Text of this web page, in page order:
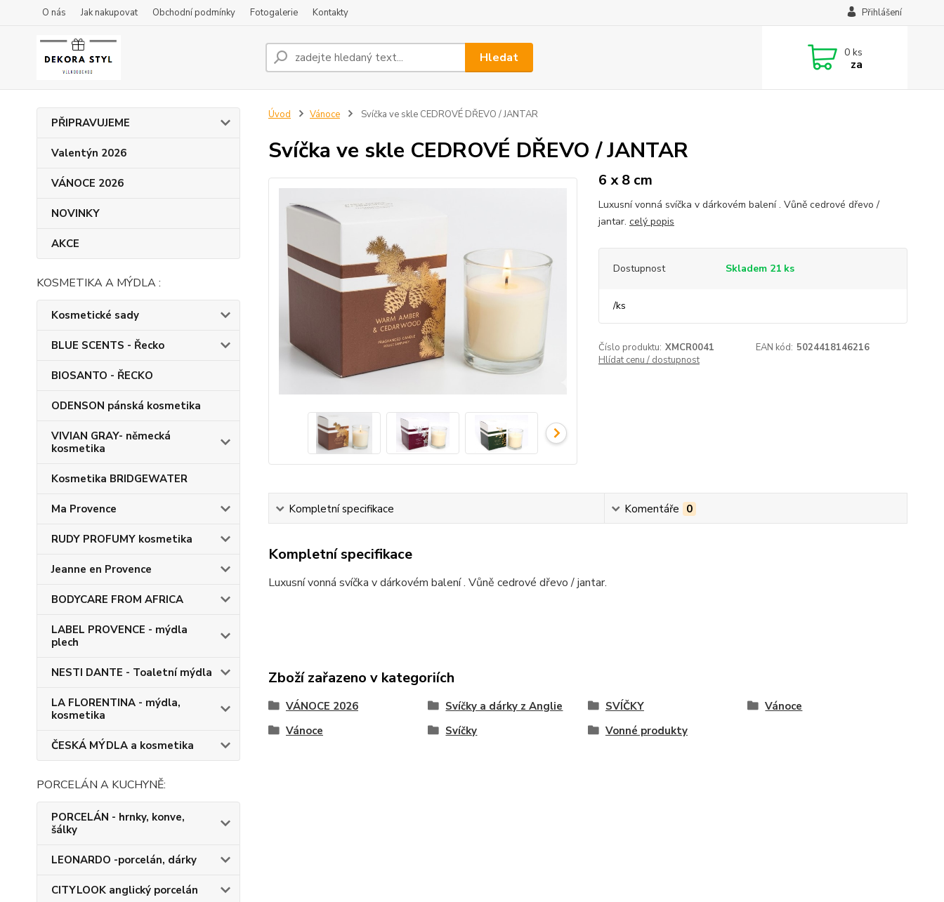
O nás Jak nakupovat Obchodní podmínky Fotogalerie Kontakty Přihlášení
Hledat 0 ks
za
PŘIPRAVUJEME
Valentýn 2026
VÁNOCE 2026
NOVINKY
AKCE
KOSMETIKA A MÝDLA :
Kosmetické sady
BLUE SCENTS - Řecko
BIOSANTO - ŘECKO
ODENSON pánská kosmetika
VIVIAN GRAY- německá
kosmetika
Kosmetika BRIDGEWATER
Ma Provence
RUDY PROFUMY kosmetika
Jeanne en Provence
BODYCARE FROM AFRICA
LABEL PROVENCE - mýdla
plech
NESTI DANTE - Toaletní mýdla
LA FLORENTINA - mýdla,
kosmetika
ČESKÁ MÝDLA a kosmetika
PORCELÁN A KUCHYNĚ:
PORCELÁN - hrnky, konve,
šálky
LEONARDO -porcelán, dárky
CITYLOOK anglický porcelán
Úvod Vánoce Svíčka ve skle CEDROVÉ DŘEVO / JANTAR
Svíčka ve skle CEDROVÉ DŘEVO / JANTAR
6 x 8 cm
Luxusní vonná svíčka v dárkovém balení . Vůně cedrové dřevo /
jantar. celý popis
Dostupnost Skladem 21 ks
/ks
Číslo produktu: XMCR0041 EAN kód: 5024418146216
Hlídat cenu / dostupnost
Kompletní specifikace Komentáře 0
Kompletní specifikace
Luxusní vonná svíčka v dárkovém balení . Vůně cedrové dřevo / jantar.
Zboží zařazeno v kategoriích
VÁNOCE 2026 Svíčky a dárky z Anglie SVÍČKY
Vánoce
Vánoce
Svíčky Vonné produkty